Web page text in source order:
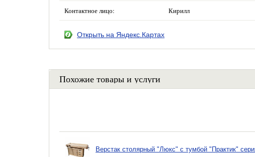
Контактное лицо: Кирилл
Открыть на Яндекс.Картах
Похожие товары и услуги
Верстак столярный "Люкс" с тумбой "Практик"